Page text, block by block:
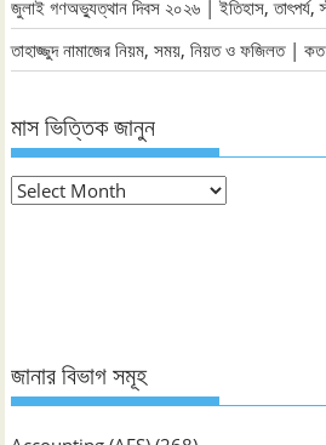
জুলাই গণঅভ্যুত্থান দিবস ২০২৬ | ইতিহাস, তাৎপর্য,
তাহাজ্জুদ নামাজের নিয়ম, সময়, নিয়ত ও ফজিলত | কত
মাস ভিত্তিক জানুন
মাস
জানার বিভাগ সমূহ